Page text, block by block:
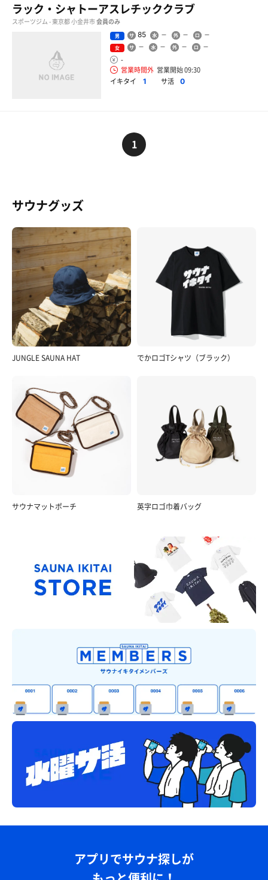
ラック・シャトーアスレチッククラブ
スポーツジム - 東京都 小金井市会員のみ
男 85
女
-
営業時間外 営業開始 09:30
イキタイ
1 サ活 0
1
サウナグッズ
JUNGLE SAUNA HAT でかロゴTシャツ（ブラック）
サウナマットポーチ 英字ロゴ巾着バッグ
アプリでサウナ探しが